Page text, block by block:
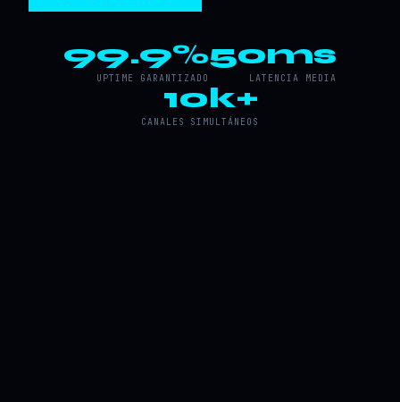
99.9%
UPTIME GARANTIZADO
50ms
LATENCIA MEDIA
10k+
CANALES SIMULTÁNEOS